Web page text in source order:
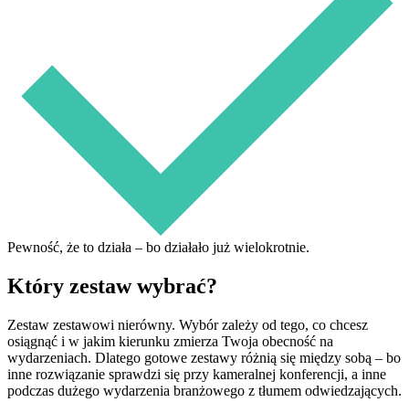
Pewność, że to działa – bo działało już wielokrotnie.
Który zestaw wybrać?
Zestaw zestawowi nierówny. Wybór zależy od tego, co chcesz
osiągnąć i w jakim kierunku zmierza Twoja obecność na
wydarzeniach. Dlatego gotowe zestawy różnią się między sobą – bo
inne rozwiązanie sprawdzi się przy kameralnej konferencji, a inne
podczas dużego wydarzenia branżowego z tłumem odwiedzających.